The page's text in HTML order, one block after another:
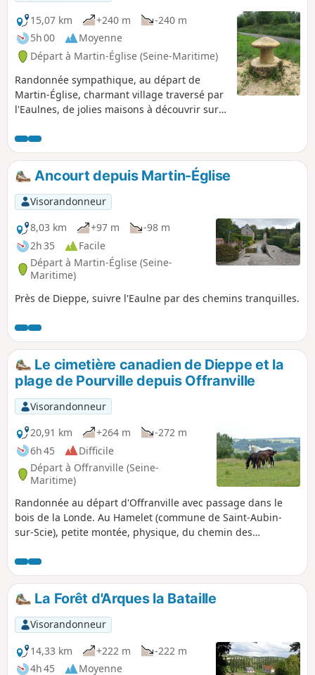
15,07 km
+240 m
-240 m
5h 00
Moyenne
Départ à Martin-Église (Seine-Maritime)
Randonnée sympathique, au départ de
Martin-Église, charmant village traversé par
l'Eaulnes, de jolies maisons à découvrir sur
détour pour découvrir son espace naturel.
Passage par la magnifique forêt d'Arques
avec ses hêtres. Descente sur la vallée de la
Varenne et ses étangs, jolies vues. Retour
par la forêt d'Arques en passant par
l'Obélisque.
Ancourt depuis Martin-Église
Visorandonneur
8,03 km
+97 m
-98 m
2h 35
Facile
Départ à Martin-Église (Seine-
Maritime)
Près de Dieppe, suivre l'Eaulne par des chemins tranquilles.
Le cimetière canadien de Dieppe et la
plage de Pourville depuis Offranville
Visorandonneur
20,91 km
+264 m
-272 m
6h 45
Difficile
Départ à Offranville (Seine-
Maritime)
Randonnée au départ d'Offranville avec passage dans le
bois de la Londe. Au Hamelet (commune de Saint-Aubin-
sur-Scie), petite montée, physique, du chemin des
Dieppe au hameau "les Vertus". Ensuite, descente en
direction de Petit-Appeville, à travers champs par les
Bruyères, avec de jolies points de vue sur la vallée de la
Scie. Suivre la voie verte à Hautot-sur-Mer jusqu'à Pourville-
sur-Mer et sa plage. Le retour s'effectue par le bois d'Hautot
et la voie verte pour rejoindre Offranville. A Offranville, s'il
en reste un peu sous les semelles, visite du parc floral
William Farcy.
La Forêt d'Arques la Bataille
Visorandonneur
14,33 km
+222 m
-222 m
4h 45
Moyenne